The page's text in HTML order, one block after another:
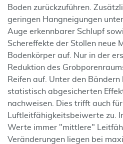
Boden zurückzuführen.
geringen Hangneigungen
Auge erkennbarer Schlupf
Schereffekte der Stollen neue
Bodenkörper auf. Nur in der
Reduktion des
Reifen auf. Unter den Bändern
statistisch abgesicherten
nachweisen. Dies trifft auch
Luftleitfähigkeitsbeiwerte zu.
Werte immer "mittlere"
Veränderungen liegen bei